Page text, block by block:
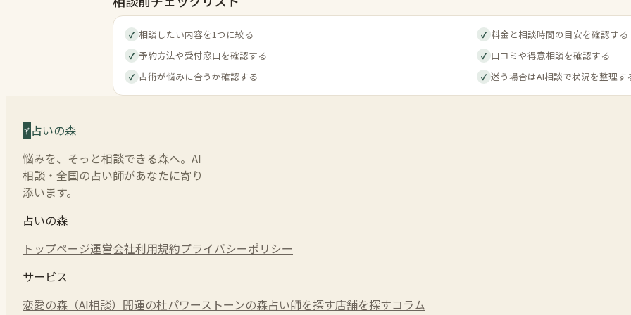
✓ 相談したい内容を1つに絞る ✓ 料金と相談時間の目安を確認する
✓ 予約方法や受付窓口を確認する ✓ 口コミや得意相談を確認する
✓ 占術が悩みに合うか確認する ✓ 迷う場合はAI相談で状況を整理す
占いの森
悩みを、そっと相談できる森へ。AI
相談・全国の占い師があなたに寄り
添います。
占いの森
トップページ運営会社利用規約プライバシーポリシー
サービス
恋愛の森（AI相談） 開運の杜パワーストーンの森占い師を探す店舗を探すコラム